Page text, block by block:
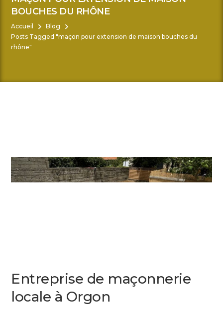
BOUCHES DU RHÔNE
Accueil
Blog
Posts Tagged "maçon pour extension de maison bouches du
rhône"
Entreprise de maçonnerie
locale à Orgon